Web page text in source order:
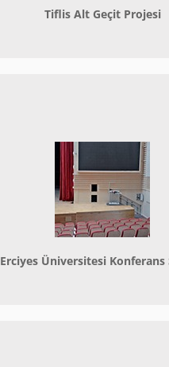
Tiflis Alt Geçit Projesi
Erciyes Üniversitesi Konferans